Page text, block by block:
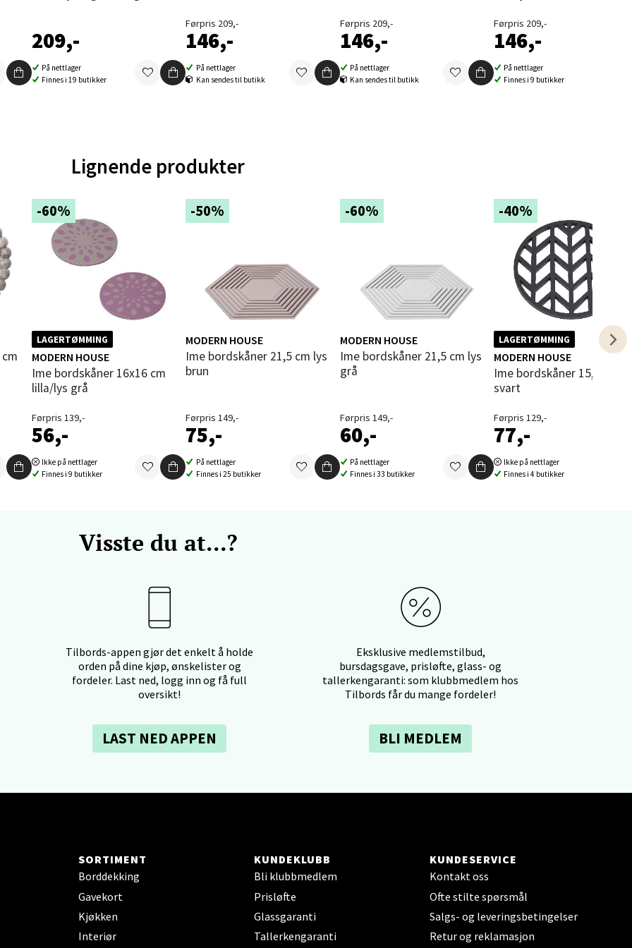
209,-
På nettlager
Finnes i 19 butikker
Førpris 209,-
146,-
På nettlager
Kan sendes til butikk
Førpris 209,-
146,-
På nettlager
Kan sendes til butikk
Førpris 209,-
146,-
På nettlager
Finnes i 9 butikker
Lignende produkter
-60%
LAGERTØMMING
MODERN HOUSE
Ime bordskåner 16x16 cm
lilla/lys grå
Førpris 139,-
56,-
Ikke på nettlager
Finnes i 9 butikker
-50%
MODERN HOUSE
Ime bordskåner 21,5 cm lys
brun
Førpris 149,-
75,-
På nettlager
Finnes i 25 butikker
-60%
MODERN HOUSE
Ime bordskåner 21,5 cm lys
grå
Førpris 149,-
60,-
På nettlager
Finnes i 33 butikker
-40%
LAGERTØMMING
MODERN HOUSE
Ime bordskåner 15,5 cm
svart
Førpris 129,-
77,-
Ikke på nettlager
Finnes i 4 butikker
Visste du at...?
Tilbords-appen gjør det enkelt å holde
orden på dine kjøp, ønskelister og
fordeler. Last ned, logg inn og få full
oversikt!
LAST NED APPEN
Eksklusive medlemstilbud,
bursdagsgave, prisløfte, glass- og
tallerkengaranti: som klubbmedlem hos
Tilbords får du mange fordeler!
BLI MEDLEM
SORTIMENT
Borddekking
Gavekort
Kjøkken
Interiør
KUNDEKLUBB
Bli klubbmedlem
Prisløfte
Glassgaranti
Tallerkengaranti
KUNDESERVICE
Kontakt oss
Ofte stilte spørsmål
Salgs- og leveringsbetingelser
Retur og reklamasjon
vei 52, 5147 Fyllingsdalen
10-18
Velg
Sunndalsvegen 3, 7340 Oppdal
10-18
- Thon Senter Orkanger
Orkanger, Orkdalsveien 113, 7300 Orkanger
7, 1338 Sandvika
09-19
Velg
- Thon Senter Sartor
- Sirkus Shopping
Senter Ski
- Sortland Storsenter